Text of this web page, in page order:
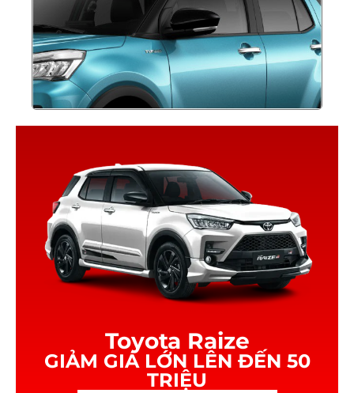
Toyota Raize
GIẢM GIÁ LỚN LÊN ĐẾN 50
TRIỆU